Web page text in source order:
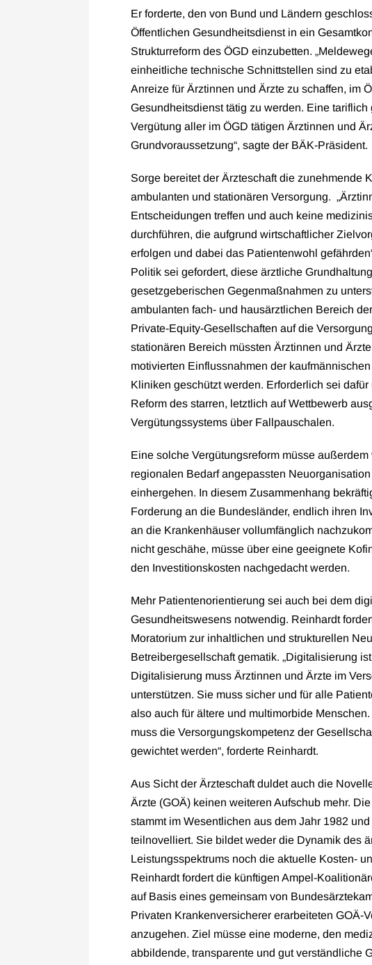
Er forderte, den von Bund und Ländern
Öffentlichen Gesundheitsdienst in ein
Strukturreform des ÖGD einzubetten.
einheitliche technische Schnittstellen sind zu
Anreize für Ärztinnen und Ärzte zu schaffen, im
Gesundheitsdienst tätig zu werden. Eine
Vergütung aller im ÖGD tätigen Ärztinnen und
Grundvoraussetzung“, sagte der BÄK-Präsident.
Sorge bereitet der Ärzteschaft die zunehmende
ambulanten und stationären Versorgung.
Entscheidungen treffen und auch keine
durchführen, die aufgrund wirtschaftlicher
erfolgen und dabei das Patientenwohl
Politik sei gefordert, diese ärztliche
gesetzgeberischen Gegenmaßnahmen zu
ambulanten fach- und hausärztlichen Bereich
Private-Equity-Gesellschaften auf die
stationären Bereich müssten Ärztinnen und
motivierten Einflussnahmen der
Kliniken geschützt werden. Erforderlich sei
Reform des starren, letztlich auf Wettbewerb
Vergütungssystems über Fallpauschalen.
Eine solche Vergütungsreform müsse
regionalen Bedarf angepassten
einhergehen. In diesem Zusammenhang
Forderung an die Bundesländer, endlich ihren
an die Krankenhäuser vollumfänglich
nicht geschähe, müsse über eine geeignete
den Investitionskosten nachgedacht werden.
Mehr Patientenorientierung sei auch bei dem
Gesundheitswesens notwendig. Reinhardt
Moratorium zur inhaltlichen und strukturellen
Betreibergesellschaft gematik. „Digitalisierung
Digitalisierung muss Ärztinnen und Ärzte im
unterstützen. Sie muss sicher und für alle
also auch für ältere und multimorbide
muss die Versorgungskompetenz der
gewichtet werden“, forderte Reinhardt.
Aus Sicht der Ärzteschaft duldet auch die
Ärzte (GOÄ) keinen weiteren Aufschub mehr.
stammt im Wesentlichen aus dem Jahr 1982
teilnovelliert. Sie bildet weder die Dynamik des
Leistungsspektrums noch die aktuelle Kosten-
Reinhardt fordert die künftigen Ampel-
auf Basis eines gemeinsam von
Privaten Krankenversicherer erarbeiteten GOÄ-
anzugehen. Ziel müsse eine moderne, den
abbildende, transparente und gut verständliche